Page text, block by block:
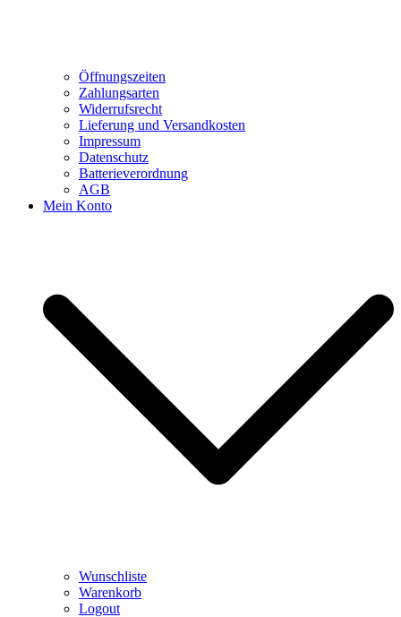
Öffnungszeiten
Zahlungsarten
Widerrufsrecht
Lieferung und Versandkosten
Impressum
Datenschutz
Batterieverordnung
AGB
Mein Konto
Wunschliste
Warenkorb
Logout